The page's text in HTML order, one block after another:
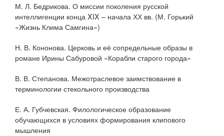
М. Л. Бедрикова. О миссии поколения русской
интеллигенции конца XIX – начала ХХ вв. (М. Горький
«Жизнь Клима Самгина»)
Н. В. Кононова. Церковь и её сопредельные образы в
романе Ирины Сабуровой «Корабли старого города»
В. В. Степанова. Межотраслевое заимствование в
терминологии стекольного производства
Е. А. Губчевская. Филологическое образование
обучающихся в условиях формирования клипового
мышления